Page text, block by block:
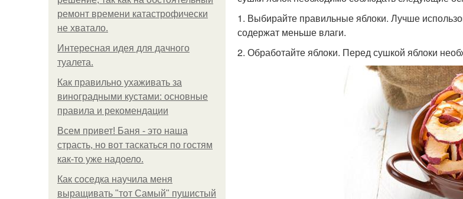
ремонт времени катастрофически
не хватало.
Интересная идея для дачного
туалета.
Как правильно ухаживать за
виноградными кустами: основные
правила и рекомендации
Всем привет! Баня - это наша
страсть, но вот таскаться по гостям
как-то уже надоело.
Как соседка научила меня
выращивать "тот Самый" пушистый
1. Выбирайте правильные яблоки. Лучше
содержат меньше влаги.
2. Обработайте яблоки. Перед сушкой яблоки